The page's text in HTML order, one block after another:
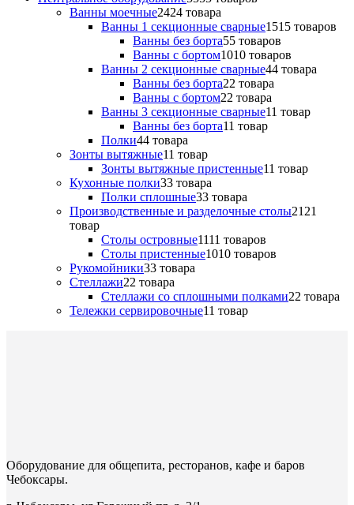
Ванны моечные2424 товара
Ванны 1 секционные сварные1515 товаров
Ванны без борта55 товаров
Ванны с бортом1010 товаров
Ванны 2 секционные сварные44 товара
Ванны без борта22 товара
Ванны с бортом22 товара
Ванны 3 секционные сварные11 товар
Ванны без борта11 товар
Полки44 товара
Зонты вытяжные11 товар
Зонты вытяжные пристенные11 товар
Кухонные полки33 товара
Полки сплошные33 товара
Производственные и разделочные столы21 21
товар
Столы островные1111 товаров
Столы пристенные1010 товаров
Рукомойники33 товара
Стеллажи22 товара
Стеллажи со сплошными полками22 товара
Тележки сервировочные11 товар
Оборудование для общепита, ресторанов, кафе и баров
Чебоксары.